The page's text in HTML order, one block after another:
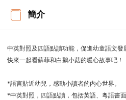
簡介
中英對照及四語點讀功能，促進幼童語文發
快來一起看蘇菲和白鵝小菇的暖心故事吧！
*語言貼近幼兒，感動小讀者的内心世界。
*中英對照，四語點讀，包括英語、粵語書